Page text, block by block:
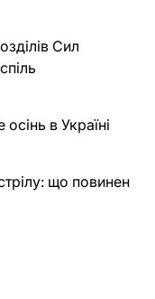
Сил
в Україні
що повинен